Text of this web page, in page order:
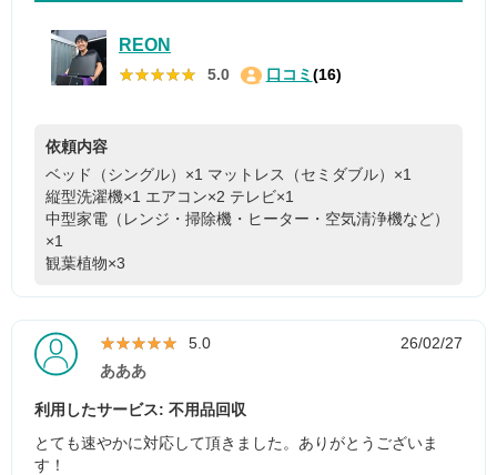
REON
★★★★★
★★★★★ 5.0 口コミ (16)
依頼内容
ベッド（シングル）×1 マットレス（セミダブル）×1
縦型洗濯機×1 エアコン×2 テレビ×1
中型家電（レンジ・掃除機・ヒーター・空気清浄機など）
×1
観葉植物×3
★★★★★
★★★★★ 5.0
26/02/27
あああ
利用したサービス: 不用品回収
とても速やかに対応して頂きました。ありがとうございま
す！